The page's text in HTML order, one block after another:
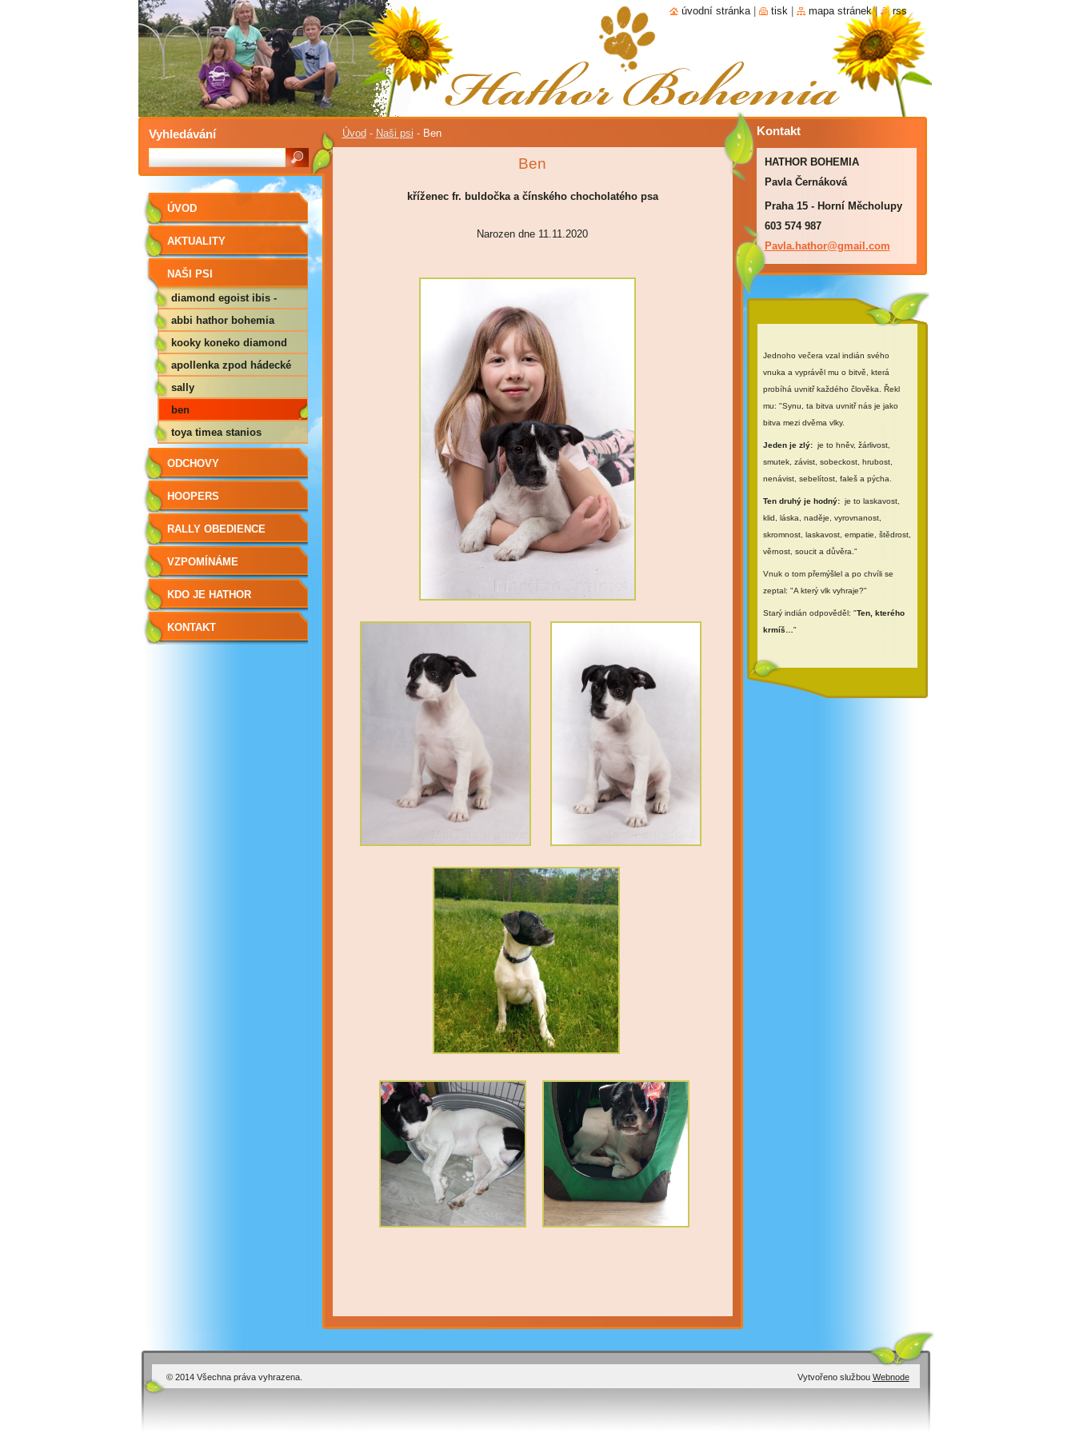
Úvod - Naši psi - Ben
Ben
kříženec fr. buldočka a čínského chocholatého psa
Narozen dne 11.11.2020
ÚVOD
AKTUALITY
NAŠI PSI
diamond egoist ibis -
idiliya
abbi hathor bohemia
kooky koneko diamond
egoist
apollenka zpod hádecké
planinky
sally
ben
toya timea stanios
ODCHOVY
HOOPERS
RALLY OBEDIENCE
VZPOMÍNÁME
KDO JE HATHOR
KONTAKT
Kontakt
HATHOR BOHEMIA
Pavla Černáková
Praha 15 - Horní Měcholupy
603 574 987
Pavla.hathor@gmail.com
Jednoho večera vzal indián svého
vnuka a vyprávěl mu o bitvě, která
probíhá uvnitř každého člověka. Řekl
mu: "Synu, ta bitva uvnitř nás je jako
bitva mezi dvěma vlky.
Jeden je zlý:je to hněv, žárlivost,
smutek, závist, sobeckost, hrubost,
nenávist, sebelítost, faleš a pýcha.
Ten druhý je hodný: je to laskavost,
klid, láska, naděje, vyrovnanost,
skromnost, laskavost, empatie, štědrost,
věrnost, soucit a důvěra."
Vnuk o tom přemýšlel a po chvíli se
zeptal: "A který vlk vyhraje?"
Starý indián odpověděl: "Ten, kterého
krmíš… "
Vyhledávání
úvodní stránka tisk mapa stránek | rss
© 2014 Všechna práva vyhrazena. Vytvořeno službou Webnode